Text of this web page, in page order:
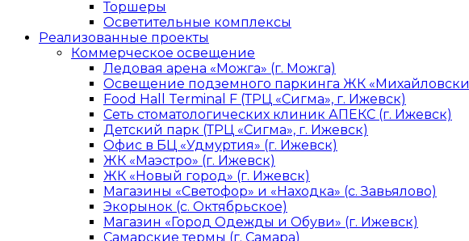
Торшеры
Осветительные комплексы
Реализованные проекты
Коммерческое освещение
Ледовая арена «Можга» (г. Можга)
Освещение подземного паркинга ЖК
Food Hall Terminal F (ТРЦ «Сигма», г. Ижевск)
Сеть стоматологических клиник АПЕКС (г. Ижевск)
Детский парк (ТРЦ «Сигма», г. Ижевск)
Офис в БЦ «Удмуртия» (г. Ижевск)
ЖК «Маэстро» (г. Ижевск)
ЖК «Новый город» (г. Ижевск)
Магазины «Светофор» и «Находка» (с. Завьялово)
Экорынок (с. Октябрьское)
Магазин «Город Одежды и Обуви» (г. Ижевск)
Самарские термы (г. Самара)